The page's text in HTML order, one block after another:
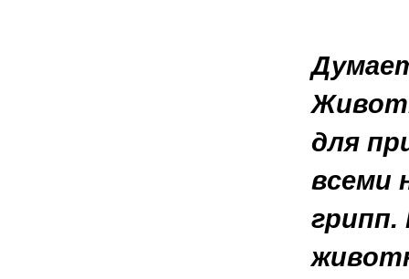
для
всеми